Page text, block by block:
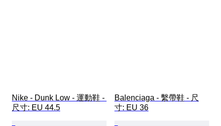
Nike - Dunk Low - 運動鞋 -
尺寸: EU 44.5
Balenciaga - 繫帶鞋 - 尺
寸: EU 36